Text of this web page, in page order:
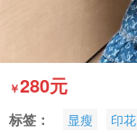
￥280元
标签： 显瘦 印花